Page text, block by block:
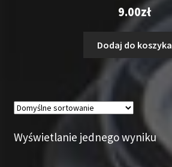
Oceniono
5.00na 5
9.00zł
Dodaj do koszyka
Wyświetlanie jednego wyniku